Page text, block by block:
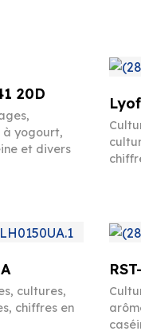
20D
,
à yogourt,
et divers
cultures,
chiffres en